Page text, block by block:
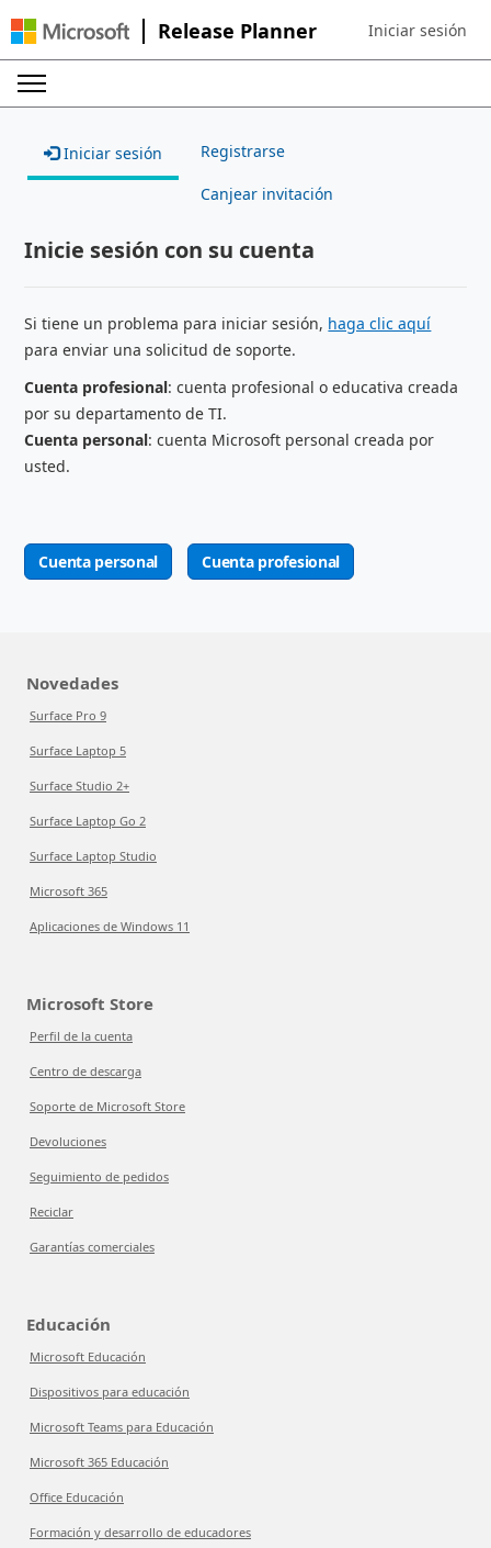
Release Planner Sign in to your
Iniciar sesión
Iniciar sesión Registrarse
Canjear invitación
Inicie sesión con su cuenta
Si tiene un problema para iniciar sesión, haga clic aquí
para enviar una solicitud de soporte.
Cuenta profesional: cuenta profesional o educativa creada
por su departamento de TI.
Cuenta personal: cuenta Microsoft personal creada por
usted.
Cuenta personal Cuenta profesional
Novedades
Surface Pro 9
Surface Laptop 5
Surface Studio 2+
Surface Laptop Go 2
Surface Laptop Studio
Microsoft 365
Aplicaciones de Windows 11
Microsoft Store
Perfil de la cuenta
Centro de descarga
Soporte de Microsoft Store
Devoluciones
Seguimiento de pedidos
Reciclar
Garantías comerciales
Educación
Microsoft Educación
Dispositivos para educación
Microsoft Teams para Educación
Microsoft 365 Educación
Office Educación
Formación y desarrollo de educadores